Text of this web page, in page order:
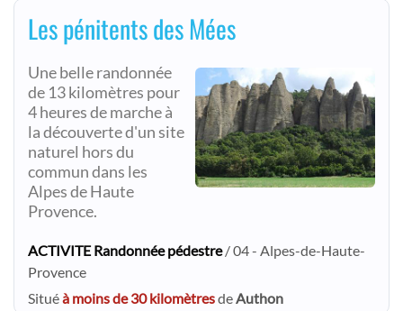
Les pénitents des Mées
Une belle randonnée
de 13 kilomètres pour
4 heures de marche à
la découverte d'un site
naturel hors du
commun dans les
Alpes de Haute
Provence.
ACTIVITE Randonnée pédestre/ 04 - Alpes-de-Haute-
Provence
Situéà moins de 30 kilomètresdeAuthon